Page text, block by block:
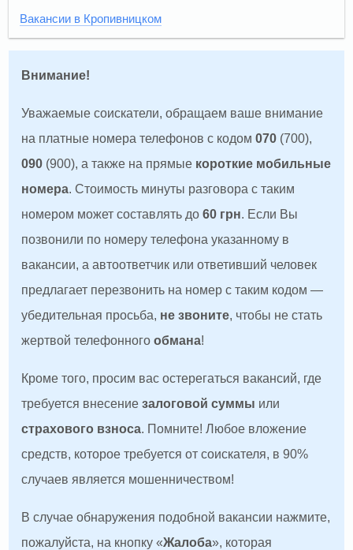
Вакансии в Кропивницком
Внимание!
Уважаемые соискатели, обращаем ваше внимание
на платные номера телефонов с кодом070 (700),
090 (900), а также на прямые короткие мобильные
номера. Стоимость минуты разговора с таким
номером может составлять до60 грн. Если Вы
позвонили по номеру телефона указанному в
вакансии, а автоответчик или ответивший человек
предлагает перезвонить на номер с таким кодом —
убедительная просьба, не звоните, чтобы не стать
жертвой телефонногообмана!
Кроме того, просим вас остерегаться вакансий, где
требуется внесениезалоговой суммы или
страхового взноса. Помните! Любое вложение
средств, которое требуется от соискателя, в 90%
случаев является мошенничеством!
В случае обнаружения подобной вакансии нажмите,
пожалуйста, на кнопку «Жалоба», которая